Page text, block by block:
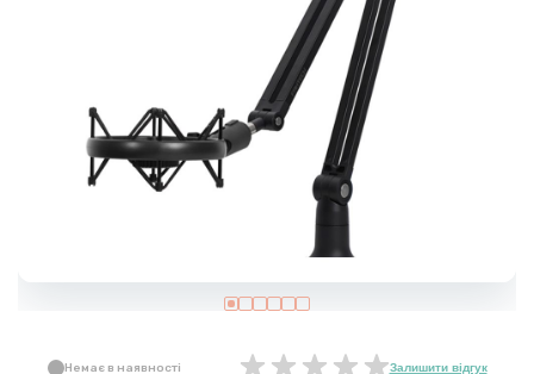
Немає в наявності Залишити відгук